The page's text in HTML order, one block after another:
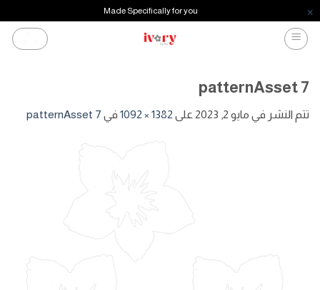
Made Specifically for you
تخطي
للمحتوى
patternAsset 7
تتم النشر في مايو 2, 2023 على 1382 × 1092 في patternAsset 7